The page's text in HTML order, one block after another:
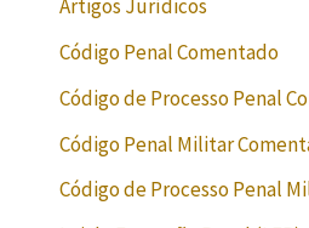
Artigos Jurídicos
Código Penal Comentado
Código de Processo Penal
Código Penal Militar
Código de Processo Penal